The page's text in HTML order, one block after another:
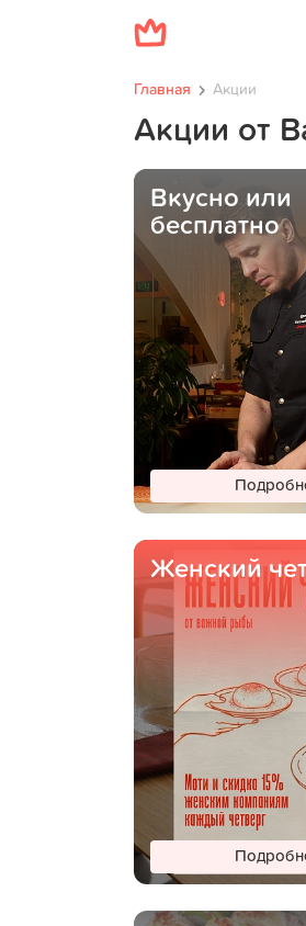
Главная Акции
Акции от
Вкусно или
бесплатно
Женский